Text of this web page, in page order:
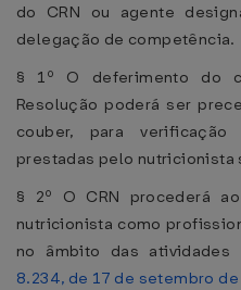
do CRN ou agente
delegação de competência.
§ 1º O deferimento do
Resolução poderá ser
couber, para
prestadas pelo nutricionista
§ 2º O CRN procederá
nutricionista como
no âmbito das atividades
8.234, de 17 de setembro